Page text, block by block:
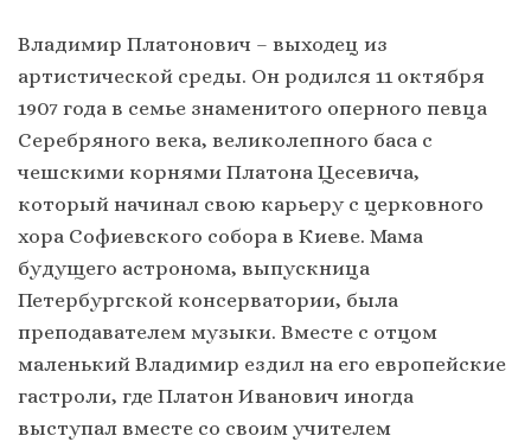
Владимир Платонович – выходец из
артистической среды. Он родился 11 октября
1907 года в семье знаменитого оперного певца
Серебряного века, великолепного баса с
чешскими корнями Платона Цесевича,
который начинал свою карьеру с церковного
хора Софиевского собора в Киеве. Мама
будущего астронома, выпускница
Петербургской консерватории, была
преподавателем музыки. Вместе с отцом
маленький Владимир ездил на его европейские
гастроли, где Платон Иванович иногда
выступал вместе со своим учителем